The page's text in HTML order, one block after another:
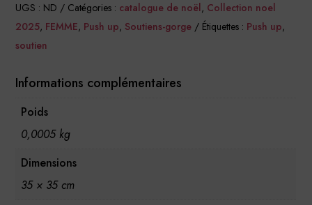
Gretta
UGS : ND Catégories : catalogue de noël, Collection noel
2025, FEMME, Push up, Soutiens-gorge Étiquettes : Push up,
soutien
Informations complémentaires
Poids
0,0005 kg
Dimensions
35 × 35 cm